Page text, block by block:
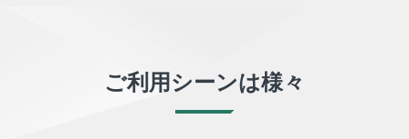
ご利用シーンは様々